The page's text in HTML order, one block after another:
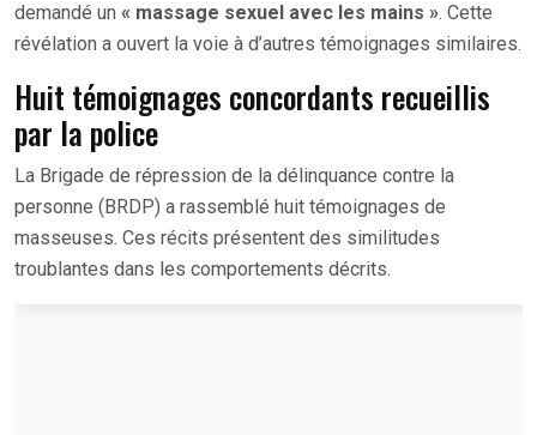
demandé un « massage sexuel avec les mains ». Cette
révélation a ouvert la voie à d’autres témoignages similaires.
Huit témoignages concordants recueillis
par la police
La Brigade de répression de la délinquance contre la
personne (BRDP) a rassemblé huit témoignages de
masseuses. Ces récits présentent des similitudes
troublantes dans les comportements décrits.